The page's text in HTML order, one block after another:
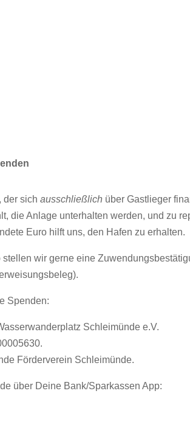
der sichausschließlich über Gastlieger
die Anlage unterhalten werden, und zu
Euro hilft uns, den Hafen zu erhalten.
wir gerne eine
Spenden:
Schleimünde e.V.
Förderverein Schleimünde.
über Deine Bank/Sparkassen App: